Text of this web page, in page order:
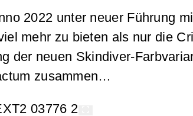
2022 unter neuer Führung
mehr zu bieten als nur die
der neuen Skindiver-
zusammen…